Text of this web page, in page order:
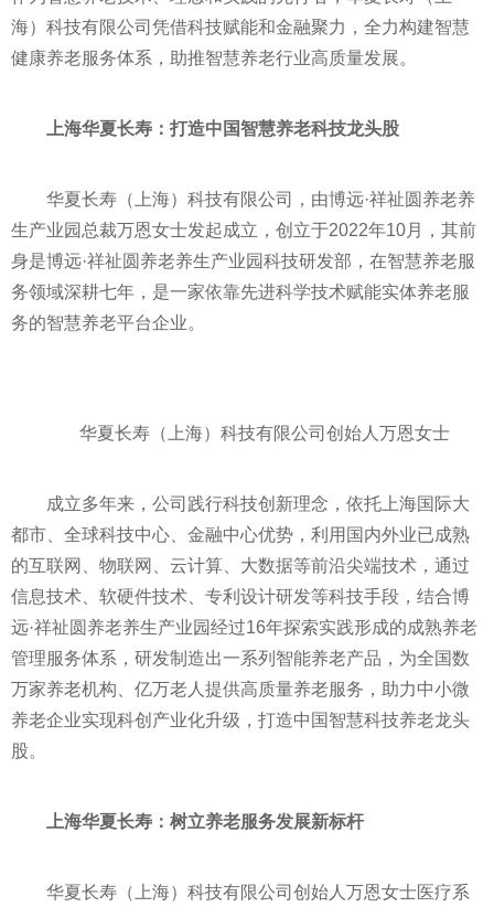
海）科技有限公司凭借科技赋能和金融聚力，全力构建智慧
健康养老服务体系，助推智慧养老行业高质量发展。
上海华夏长寿： 打造中国智慧养老科技龙头股
华夏长寿（上海）科技有限公司，由博远·祥祉圆养老养
生产业园总裁万恩女士发起成立，创立于2022年10月，其前
身是博远·祥祉圆养老养生产业园科技研发部，在智慧养老服
务领域深耕七年，是一家依靠先进科学技术赋能实体养老服
务的智慧养老平台企业。
华夏长寿（上海）科技有限公司创始人万恩女士
成立多年来，公司践行科技创新理念，依托上海国际大
都市、全球科技中心、 金融中心优势，利用国内外业已成熟
的互联网、物联网、云计算、大数据等前沿尖端技术，通过
信息技术、软硬件技术、专利设计研发等科技手段，结合博
远·祥祉圆养老养生产业园经过16年探索实践形成的成熟养老
管理服务体系，研发制造出一系列智能养老产品，为全国数
万家养老机构、亿万老人提供高质量养老服务，助力中小微
养老企业实现科创产业化升级，打造中国智慧科技养老龙头
股。
上海华夏长寿： 树立养老服务发展新标杆
华夏长寿（上海）科技有限公司创始人万恩女士医疗系